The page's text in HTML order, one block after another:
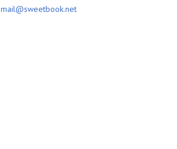
mail@sweetbook.net